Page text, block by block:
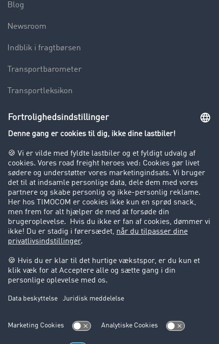
Blog
Newsroom
Indblik i fragtbørsen
Transportbarometer
Transportleksikon
Lastbilkørsel forbudt
Kunder hverver kunder
Success Stories
Support
Support
Juridiske forhold
Kolofon
Brugerbetingelser